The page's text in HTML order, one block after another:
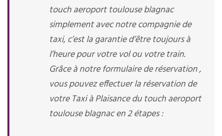
touch aeroport toulouse blagnac
simplement avec notre compagnie de
taxi, c’est la garantie d’être toujours à
l’heure pour votre vol ou votre train.
Grâce à notre formulaire de réservation ,
vous pouvez effectuer la réservation de
votre Taxi à Plaisance du touch aeroport
toulouse blagnac en 2 étapes :